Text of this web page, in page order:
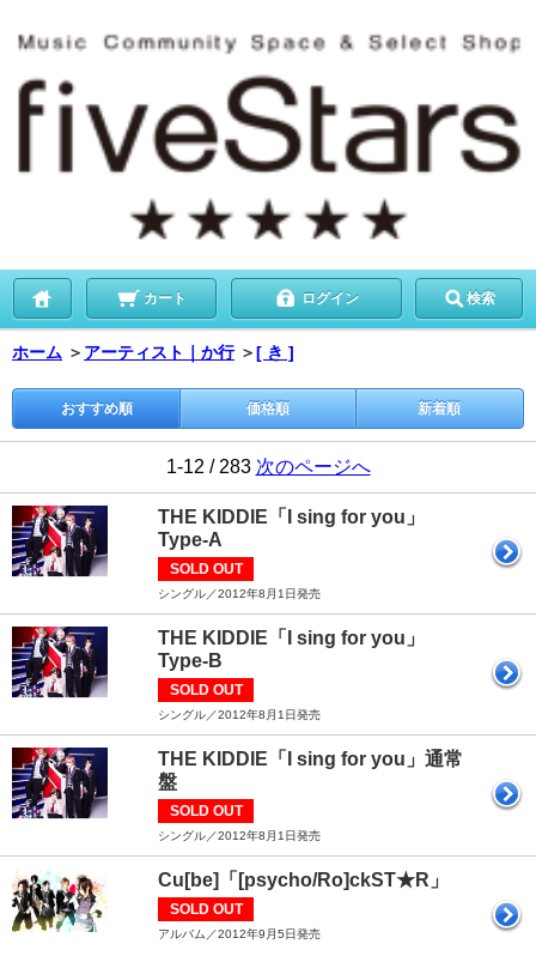
カート ログイン 検索
ホーム ＞ アーティスト｜か行 ＞[ き ]
おすすめ順 価格順 新着順
1-12 / 283 次のページへ
THE KIDDIE「I sing for you」
Type-A
SOLD OUT
シングル／2012年8月1日発売
THE KIDDIE「I sing for you」
Type-B
SOLD OUT
シングル／2012年8月1日発売
THE KIDDIE「I sing for you」通常
盤
SOLD OUT
シングル／2012年8月1日発売
Cu[be]「[psycho/Ro]ckST★R」
SOLD OUT
アルバム／2012年9月5日発売